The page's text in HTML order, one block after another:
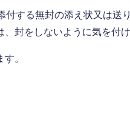
する無封の添え状又は送
封をしないように気を付け
。